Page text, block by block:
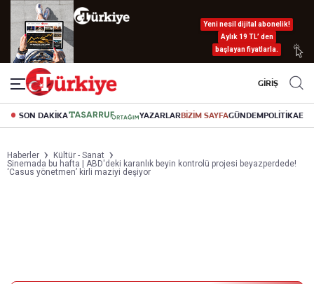
Yeni nesil dijital abonelik!
Aylık 19 TL’ den
başlayan fiyatlarla.
GİRİŞ
SON DAKİKA YAZARLARBİZİM SAYFAGÜNDEMPOLİTİKA
Haberler
Kültür - Sanat
Sinemada bu hafta | ABD'deki karanlık beyin kontrolü projesi beyazperdede!
‘Casus yönetmen’ kirli maziyi deşiyor